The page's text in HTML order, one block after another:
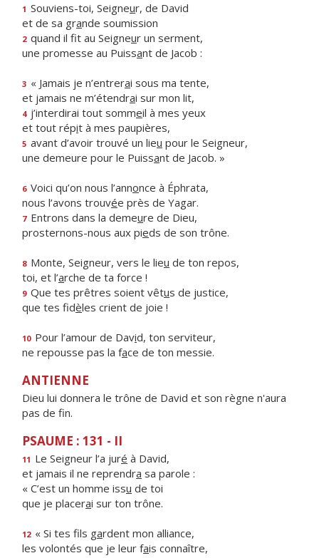
1 Souviens-toi, Seigneur, de David
et de sa grande soumission
2 quand il fit au Seigneur un serment,
une promesse au Puissant de Jacob :
3 « Jamais je n’entrerai sous ma tente,
et jamais ne m’étendrai sur mon lit,
4 j’interdirai tout sommeil à mes yeux
et tout répit à mes paupières,
5 avant d’avoir trouvé un lieu pour le Seigneur,
une demeure pour le Puissant de Jacob. »
6 Voici qu’on nous l’annonce à Éphrata,
nous l’avons trouvée près de Yagar.
7 Entrons dans la demeure de Dieu,
prosternons-nous aux pieds de son trône.
8 Monte, Seigneur, vers le lieu de ton repos,
toi, et l’arche de ta force !
9 Que tes prêtres soient vêtus de justice,
que tes fidèles crient de joie !
10 Pour l’amour de David, ton serviteur,
ne repousse pas la face de ton messie.
ANTIENNE
Dieu lui donnera le trône de David et son règne n'aura
pas de fin.
PSAUME : 131 - II
11 Le Seigneur l’a juré à David,
et jamais il ne reprendra sa parole :
« C’est un homme issu de toi
que je placerai sur ton trône.
12 « Si tes fils gardent mon alliance,
les volontés que je leur fais connaître,